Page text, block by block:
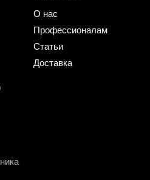
О нас
Профессионалам
Статьи
Доставка